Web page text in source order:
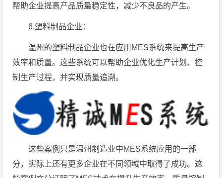
帮助企业提高产品质量稳定性，减少不良品的产生。
6.塑料制品企业：
温州的塑料制品企业也在应用MES系统来提高生产
效率和质量。这些系统可以帮助企业优化生产计划、控
制生产过程，并实现质量追溯。
这些案例只是温州制造业中MES系统应用的一部
分，实际上还有更多企业在不同领域中取得了成功。这